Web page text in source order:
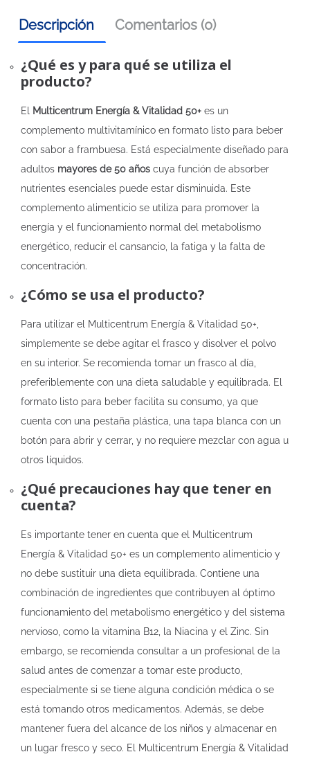
Descripción Comentarios (0)
¿Qué es y para qué se utiliza el
producto?
El Multicentrum Energía & Vitalidad 50+ es un
complemento multivitamínico en formato listo para beber
con sabor a frambuesa. Está especialmente diseñado para
adultos mayores de 50 años cuya función de absorber
nutrientes esenciales puede estar disminuida. Este
complemento alimenticio se utiliza para promover la
energía y el funcionamiento normal del metabolismo
energético, reducir el cansancio, la fatiga y la falta de
concentración.
¿Cómo se usa el producto?
Para utilizar el Multicentrum Energía & Vitalidad 50+,
simplemente se debe agitar el frasco y disolver el polvo
en su interior. Se recomienda tomar un frasco al día,
preferiblemente con una dieta saludable y equilibrada. El
formato listo para beber facilita su consumo, ya que
cuenta con una pestaña plástica, una tapa blanca con un
botón para abrir y cerrar, y no requiere mezclar con agua u
otros líquidos.
¿Qué precauciones hay que tener en
cuenta?
Es importante tener en cuenta que el Multicentrum
Energía & Vitalidad 50+ es un complemento alimenticio y
no debe sustituir una dieta equilibrada. Contiene una
combinación de ingredientes que contribuyen al óptimo
funcionamiento del metabolismo energético y del sistema
nervioso, como la vitamina B12, la Niacina y el Zinc. Sin
embargo, se recomienda consultar a un profesional de la
salud antes de comenzar a tomar este producto,
especialmente si se tiene alguna condición médica o se
está tomando otros medicamentos. Además, se debe
mantener fuera del alcance de los niños y almacenar en
un lugar fresco y seco. El Multicentrum Energía & Vitalidad